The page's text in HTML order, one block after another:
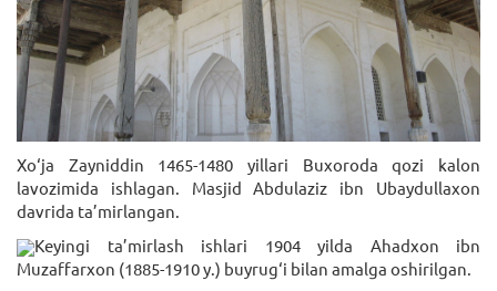
Xo‘ja Zayniddin 1465-1480 yillari Buxoroda qozi kalon
lavozimida ishlagan. Masjid Abdulaziz ibn Ubaydullaxon
davrida ta’mirlangan.
Keyingi ta’mirlash ishlari 1904 yilda Ahadxon ibn
Muzaffarxon (1885-1910 y.) buyrug‘i bilan amalga oshirilgan.